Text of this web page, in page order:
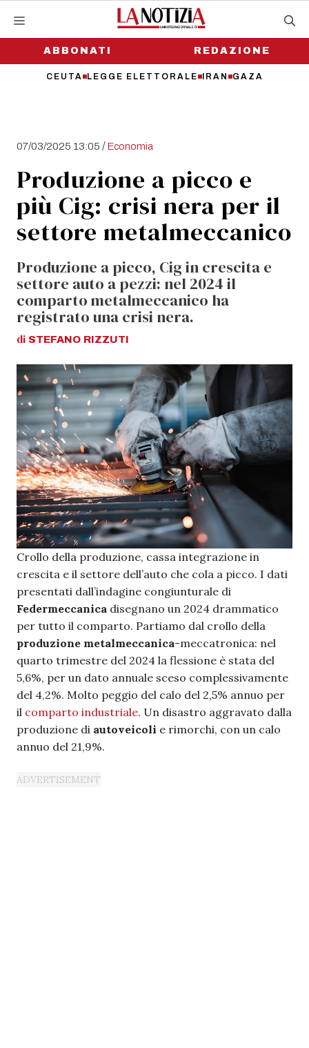
contenutoABBONATI
CEUTA LEGGE ELETTORALE IRAN GAZA
REDAZIONE
07/03/2025 13:05 /Economia
Produzione a picco e
più Cig: crisi nera per il
settore metalmeccanico
Produzione a picco, Cig in crescita e
settore auto a pezzi: nel 2024 il
comparto metalmeccanico ha
registrato una crisi nera.
di STEFANO RIZZUTI
Crollo della produzione, cassa integrazione in
crescita e il settore dell’auto che cola a picco. I dati
presentati dall’indagine congiunturale di
Federmeccanica disegnano un 2024 drammatico
per tutto il comparto. Partiamo dal crollo della
produzione metalmeccanica-meccatronica: nel
quarto trimestre del 2024 la flessione è stata del
5,6%, per un dato annuale sceso complessivamente
del 4,2%. Molto peggio del calo del 2,5% annuo per
il comparto industriale. Un disastro aggravato dalla
produzione di autoveicoli e rimorchi, con un calo
annuo del 21,9%.